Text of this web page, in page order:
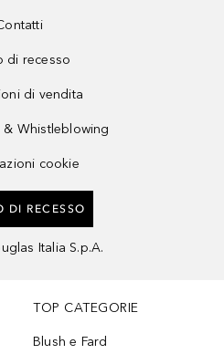
di recesso
di vendita
& Whistleblowing
cookie
DI RECESSO
Italia S.p.A.
TOP CATEGORIE
Blush e Fard